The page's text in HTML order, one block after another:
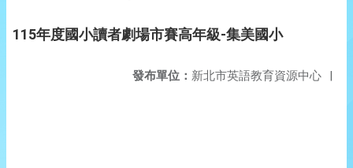
115年度國小讀者劇場市賽高年級-集美國小
發布單位： 新北市英語教育資源中心 |